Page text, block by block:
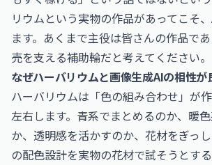
リウムという実物の作品があってこそ
ます。あくまで主役は皆さんの作品で
売を支える補助輪だと考えてください。
なぜハーバリウムと画像生成AIの相性が
ハーバリウムは「色の組み合わせ」が
左右します。青系でまとめるのか、暖
か、透明感を活かすのか、花材をぎっ
の配色設計を実物の花材で試そうとす